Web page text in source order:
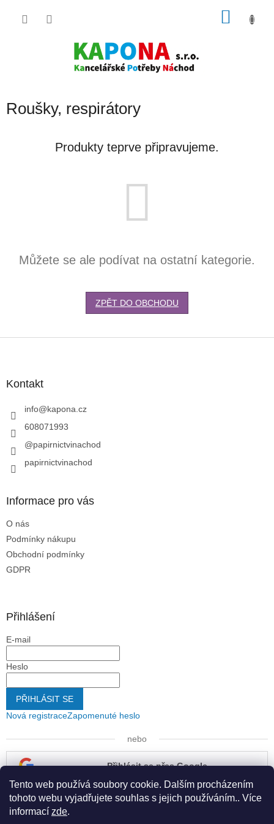
Tento web používá soubory cookie. Dalším procházením
tohoto webu vyjadřujete souhlas s jejich používáním.. Více
informací zde.
Roušky, respirátory
Produkty teprve připravujeme.
Můžete se ale podívat na ostatní kategorie.
ZPĚT DO OBCHODU
Kontakt
info@kapona.cz
608071993
@papirnictvinachod
papirnictvinachod
Informace pro vás
O nás
Podmínky nákupu
Obchodní podmínky
GDPR
Přihlášení
E-mail
Heslo
PŘIHLÁSIT SE
Nová registraceZapomenuté heslo
nebo
Přihlásit se přes Google
Přihlásit se přes Seznam